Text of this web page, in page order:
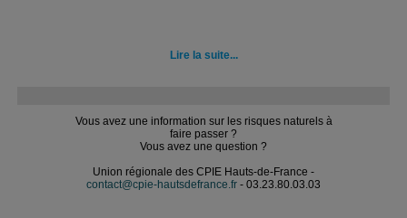
Lire la suite...
Vous avez une information sur les risques naturels à
faire passer ?
Vous avez une question ?
Union régionale des CPIE Hauts-de-France -
contact@cpie-hautsdefrance.fr - 03.23.80.03.03